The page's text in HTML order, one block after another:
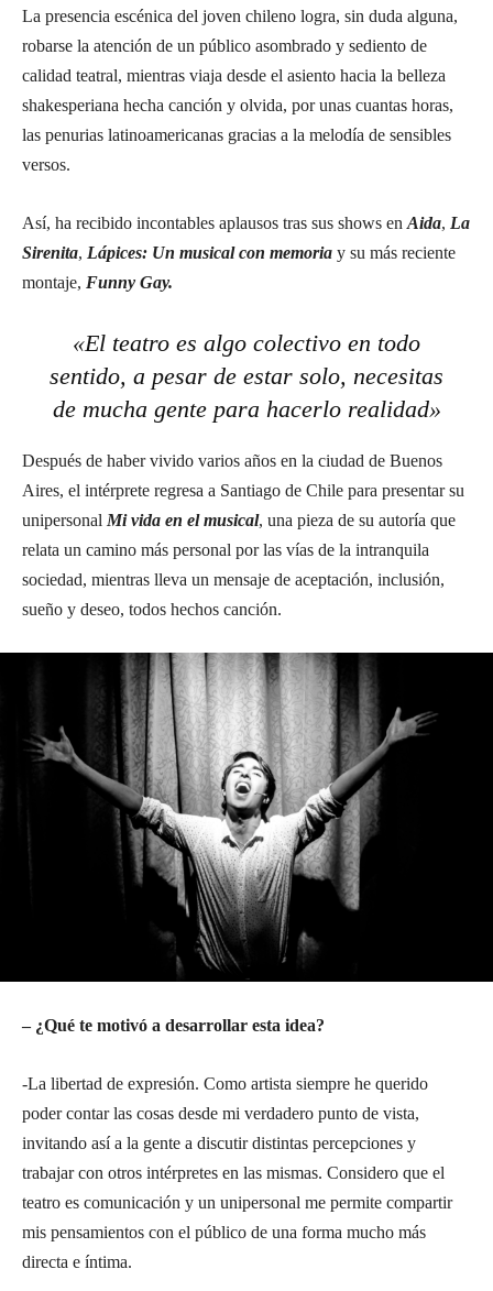
La presencia escénica del joven chileno logra, sin duda alguna,
robarse la atención de un público asombrado y sediento de
calidad teatral, mientras viaja desde el asiento hacia la belleza
shakesperiana hecha canción y olvida, por unas cuantas horas,
las penurias latinoamericanas gracias a la melodía de sensibles
versos.
Así, ha recibido incontables aplausos tras sus shows en Aida, La
Sirenita, Lápices: Un musical con memoria y su más reciente
montaje, Funny Gay.
«El teatro es algo colectivo en todo
sentido, a pesar de estar solo, necesitas
de mucha gente para hacerlo realidad»
Después de haber vivido varios años en la ciudad de Buenos
Aires, el intérprete regresa a Santiago de Chile para presentar su
unipersonal Mi vida en el musical, una pieza de su autoría que
relata un camino más personal por las vías de la intranquila
sociedad, mientras lleva un mensaje de aceptación, inclusión,
sueño y deseo, todos hechos canción.
– ¿Qué te motivó a desarrollar esta idea?
-La libertad de expresión. Como artista siempre he querido
poder contar las cosas desde mi verdadero punto de vista,
invitando así a la gente a discutir distintas percepciones y
trabajar con otros intérpretes en las mismas. Considero que el
teatro es comunicación y un unipersonal me permite compartir
mis pensamientos con el público de una forma mucho más
directa e íntima.